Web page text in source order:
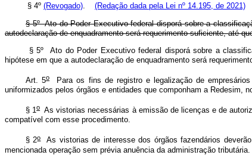
§ 4º (Revogado)
(Redação dada pela Lei nº 14.195, de 2021)
§ 5º Ato do Poder Executivo federal disporá sobre a
autodeclaração de enquadramento será requerimento suficiente, até
§ 5º Ato do Poder Executivo federal disporá sobre a
hipótese em que a autodeclaração de enquadramento será
Art. 5oPara os fins de registro e legalização de empresários
uniformizados pelos órgãos e entidades que componham a Redesim,
§ 1o As vistorias necessárias à emissão de licenças e de
compatível com esse procedimento.
§ 2oAs vistorias de interesse dos órgãos fazendários
mencionada operação sem prévia anuência da administração tributária.